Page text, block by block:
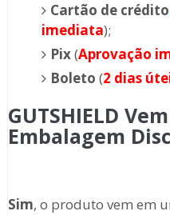
Cartão de crédito
imediata);
Pix(Aprovação
Boleto (2 dias
GUTSHIELD
Embalagem
Sim, o produto vem em